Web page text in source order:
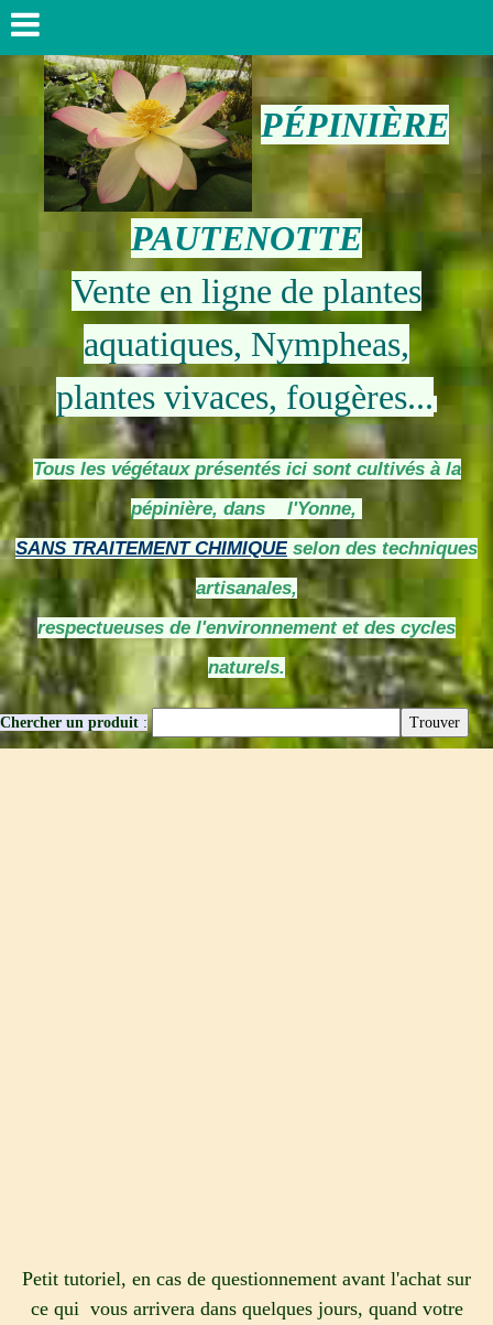
PÉPINIÈRE
PAUTENOTTE
Vente en ligne de plantes
aquatiques, Nympheas,
plantes vivaces, fougères...
Tous les végétaux présentés ici sont cultivés à la
pépinière, dans l'Yonne,
SANS TRAITEMENT CHIMIQUE selon des techniques
artisanales,
respectueuses de l'environnement et des cycles
naturels.
Chercher un produit :
Petit tutoriel, en cas de questionnement avant l'achat sur
ce qui vous arrivera dans quelques jours, quand votre